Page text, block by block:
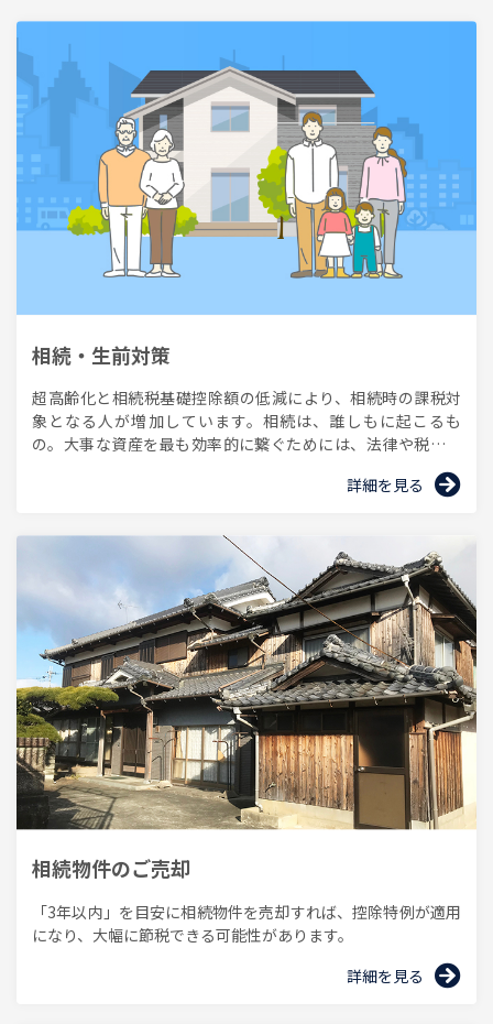
相続・生前対策
超高齢化と相続税基礎控除額の低減により、相続時の課税対
象となる人が増加しています。相続は、誰しもに起こるも
の。大事な資産を最も効率的に繋ぐためには、法律や税制の
詳細を見る
相続物件のご売却
「3年以内」を目安に相続物件を売却すれば、控除特例が適用
になり、大幅に節税できる可能性があります。
詳細を見る